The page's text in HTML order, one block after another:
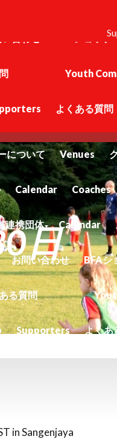
について Venues
Calendar Coaches
連携団体 Calendar
お問い合わせ BFAシ
る質問
Supporters よくあ
BFAショップ
Youth
よくある質問
日
in Sangenjaya